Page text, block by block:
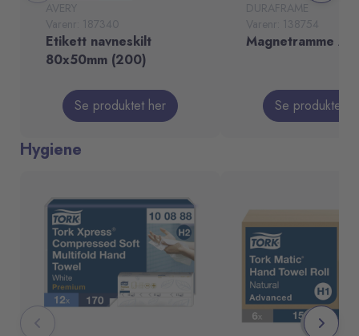
AVERY
Etikett navneskilt
80x50mm (200)
Varenr: 187340
Se produktet her
DURAFRAME
Magnetramme
Varenr: 138754
Se produktet
Hygiene